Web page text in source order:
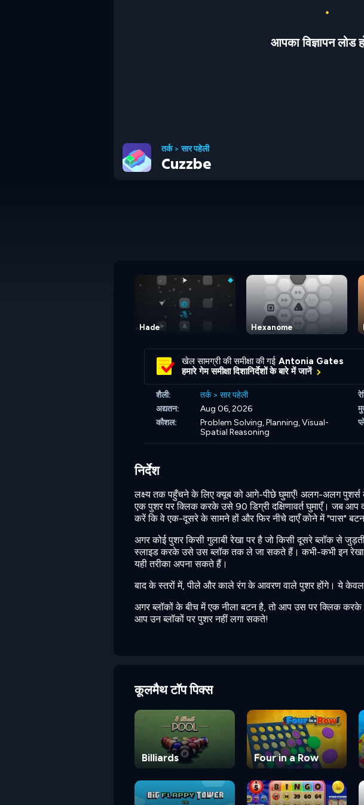
आपका विज्ञापन लोड
तर्क>सार पहेली
Cuzzbe
Hade Hexanome
खेल सामग्री की समीक्षा की गई Antonia Gates
हमारे गेम समीक्षा दिशानिर्देशों के बारे में जानें
शैली: तर्क> सार पहेली
अद्यतन:
Aug 06, 2026
कौशल:
Problem Solving,Planning,Visual-
Spatial Reasoning
निर्देश
लक्ष्य तक पहुँचने के लिए क्यूब को आगे-पीछे घुमाएँ! अलग-अलग
एक पुशर पर क्लिक करके उसे 90 डिग्री दक्षिणावर्त घुमाएँ। जब आप
करें कि वे एक-दूसरे के सामने हों और फिर नीचे दाएँ कोने में "पास"
अगर कोई पुशर किसी गुलाबी रेखा पर है जो किसी दूसरे ब्लॉक से
स्लाइड करके उसे उस ब्लॉक तक ले जा सकते हैं। कभी-कभी इन रेखाओं
यही तरीका अपना सकते हैं।
बाद के स्तरों में, पीले और काले रंग के आवरण वाले पुशर होंगे। ये
अगर ब्लॉकों के बीच में एक नीला बटन है, तो आप उस पर क्लिक
आप उन ब्लॉकों पर पुशर नहीं लगा सकते!
कूलमैथ टॉप पिक्स
Billiards Four in a Row